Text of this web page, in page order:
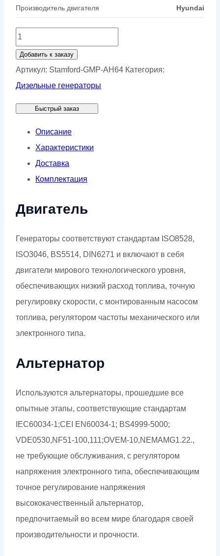
Производитель двигателя Hyundai
Количество
товара
Генератор
Stamford
AH64
Добавить к заказу
Артикул: Stamford-GMP-AH64 Категория:
Дизельные генераторы
Быстрый заказ
Описание
Характеристики
Доставка
Комплектация
Двигатель
Генераторы соответствуют стандартам ISO8528,
ISO3046, BS5514, DIN6271 и включают в себя
двигатели мирового технологического уровня,
обеспечивающих низкий расход топлива, точную
регулировку скорости, с монтированным насосом
топлива, регулятором частоты механического или
электронного типа.
Альтернатор
Используются альтернаторы, прошедшие все
опытные этапы, соответствующие стандартам
IEC60034-1;CEI EN60034-1; BS4999-5000;
VDE0530,NF51-100,111;OVEM-10,NEMAMG1.22.,
не требующие обслуживания, с регулятором
напряжения электронного типа, обеспечивающим
точное регулирование напряжения
высококачественный альтернатор,
предпочитаемый во всем мире благодаря своей
производительности и прочности.